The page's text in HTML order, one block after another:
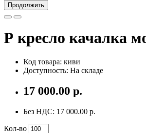
Продолжить
Р кресло качалка
Код товара: киви
Доступность: На складе
17 000.00 р.
Без НДС: 17 000.00 р.
Кол-во